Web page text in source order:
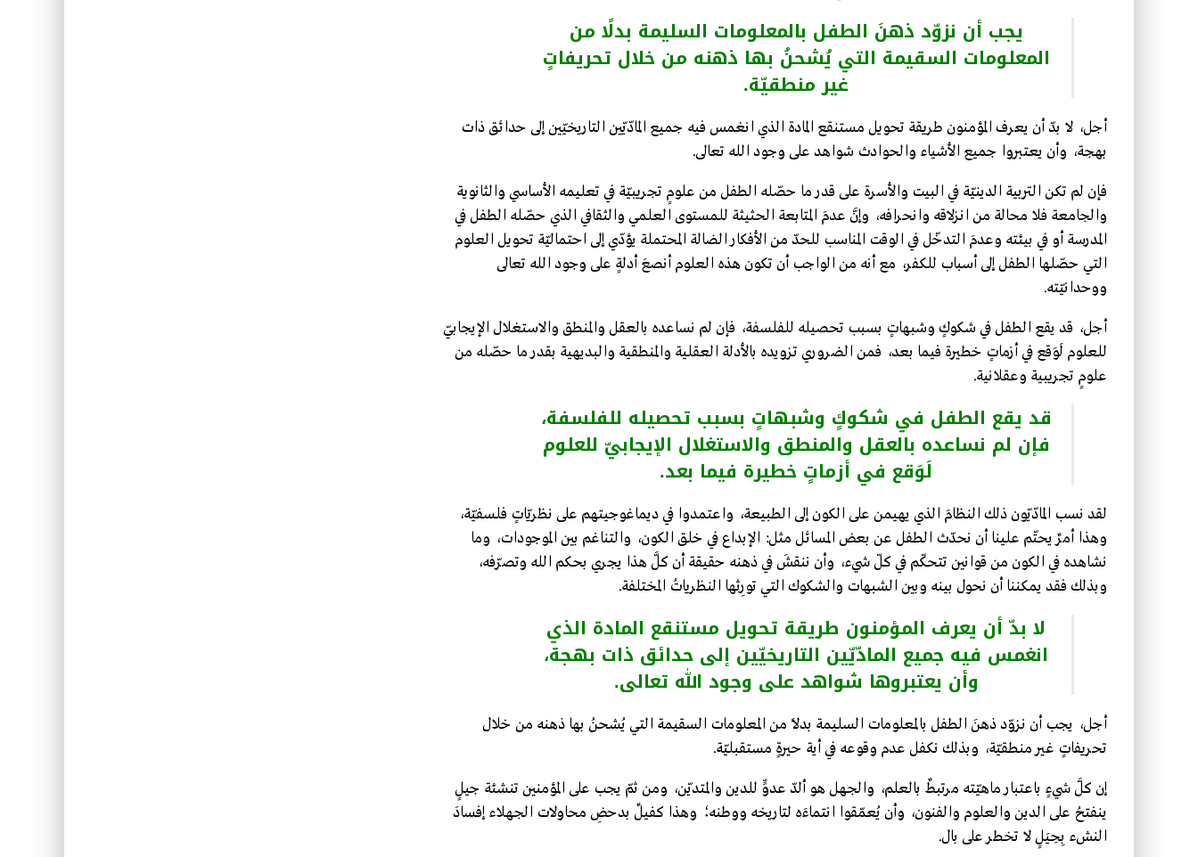
يجب أن نزوّد ذهنَ الطفل بالمعلومات السليمة بدلًا من
المعلومات السقيمة التي يُشحنُ بها ذهنه من خلال تحريفاتٍ
غير منطقيّة.
أجل، لا بدّ أن يعرف المؤمنون طريقة تحويل مستنقع المادة الذي انغمس فيه جميع المادّيّين التاريخيّين إلى حدائق ذات
بهجة، وأن يعتبروا جميع الأشياء والحوادث شواهد على وجود الله تعالى.
فإن لم تكن التربية الدينيّة في البيت والأسرة على قدر ما حصّله الطفل من علومٍ تجريبيّة في تعليمه الأساسي والثانوية
والجامعة فلا محالة من انزلاقه وانحرافه، وإنَّ عدمَ المتابعة الحثيثة للمستوى العلمي والثقافي الذي حصّله الطفل في
المدرسة أو في بيئته وعدمَ التدخّل في الوقت المناسب للحدّ من الأفكار الضالة المحتملة يؤدّي إلى احتماليّة تحويل العلوم
التي حصّلها الطفل إلى أسباب للكفر، مع أنه من الواجب أن تكون هذه العلوم أنصعَ أدلةٍ على وجود الله تعالى
ووحدانيّته.
أجل، قد يقع الطفل في شكوكٍ وشبهاتٍ بسبب تحصيله للفلسفة، فإن لم نساعده بالعقل والمنطق والاستغلال الإيجابيّ
للعلوم لَوَقع في أزماتٍ خطيرة فيما بعد، فمن الضروري تزويده بالأدلة العقلية والمنطقية والبديهية بقدر ما حصّله من
علومٍ تجريبية وعقلانية.
قد يقع الطفل في شكوكٍ وشبهاتٍ بسبب تحصيله للفلسفة،
فإن لم نساعده بالعقل والمنطق والاستغلال الإيجابيّ للعلوم
لَوَقع في أزماتٍ خطيرة فيما بعد.
لقد نسب المادّيّون ذلك النظامَ الذي يهيمن على الكون إلى الطبيعة، واعتمدوا في ديماغوجيتهم على نظريّاتٍ فلسفيّة،
وهذا أمرٌ يحتّم علينا أن نحدّث الطفل عن بعض المسائل مثل: الإبداع في خلق الكون، والتناغم بين الموجودات، وما
نشاهده في الكون من قوانين تتحكّم في كلّ شيء، وأن ننقشَ في ذهنه حقيقة أن كلَّ هذا يجري بحكم الله وتصرّفه،
وبذلك فقد يمكننا أن نحول بينه وبين الشبهات والشكوك التي تورِثها النظرياتُ المختلفة.
لا بدّ أن يعرف المؤمنون طريقة تحويل مستنقع المادة الذي
انغمس فيه جميع المادّيّين التاريخيّين إلى حدائق ذات بهجة،
وأن يعتبروها شواهد على وجود الله تعالى.
أجل، يجب أن نزوّد ذهنَ الطفل بالمعلومات السليمة بدلًا من المعلومات السقيمة التي يُشحنُ بها ذهنه من خلال
تحريفاتٍ غير منطقيّة، وبذلك نكفل عدم وقوعه في أية حيرةٍ مستقبليّة.
إن كلَّ شيءٍ باعتبار ماهيّته مرتبطٌ بالعلم، والجهل هو ألدّ عدوٍّ للدين والمتديّن، ومن ثمّ يجب على المؤمنين تنشئة جيلٍ
ينفتحُ على الدين والعلوم والفنون، وأن يُعمّقوا انتماءَه لتاريخه ووطنه؛ وهذا كفيلٌ بدحضِ محاولات الجهلاء إفسادَ
النشء بِحِيَلٍ لا تخطر على بال.